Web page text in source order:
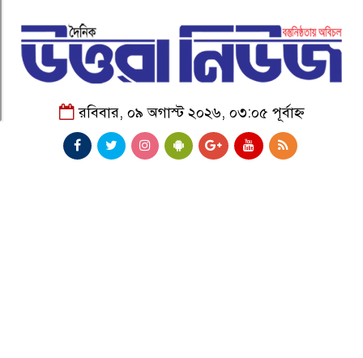
রবিবার, ০৯ অগাস্ট ২০২৬, ০৩:০৫ পূর্বাহ্ন